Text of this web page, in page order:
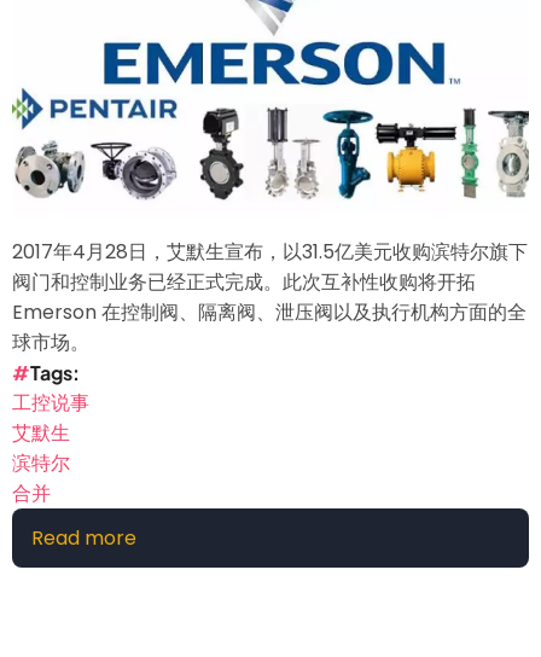
主
管
Flannery
接
任
2017年4月28日，艾默生宣布，以31.5亿美元收购滨特尔旗下
阀门和控制业务已经正式完成。此次互补性收购将开拓
Emerson 在控制阀、隔离阀、泄压阀以及执行机构方面的全
球市场。
Tags
工控说事
艾默生
滨特尔
合并
Read more
艾